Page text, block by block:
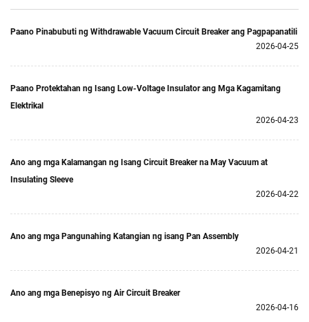
Paano Pinabubuti ng Withdrawable Vacuum Circuit Breaker ang Pagpapanatili
2026-04-25
Paano Protektahan ng Isang Low-Voltage Insulator ang Mga Kagamitang
Elektrikal
2026-04-23
Ano ang mga Kalamangan ng Isang Circuit Breaker na May Vacuum at
Insulating Sleeve
2026-04-22
Ano ang mga Pangunahing Katangian ng isang Pan Assembly
2026-04-21
Ano ang mga Benepisyo ng Air Circuit Breaker
2026-04-16